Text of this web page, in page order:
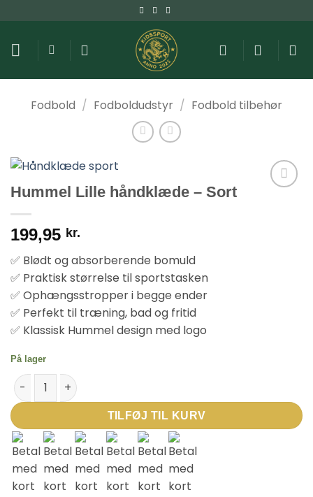
til
indhold
Fodbold / Fodboldudstyr / Fodbold tilbehør
Hummel Lille håndklæde – Sort
199,95 kr.
✅ Blødt og absorberende bomuld
✅ Praktisk størrelse til sportstasken
✅ Ophængsstropper i begge ender
✅ Perfekt til træning, bad og fritid
✅ Klassisk Hummel design med logo
På lager
Hummel Lille håndklæde – Sort antal
TILFØJ TIL KURV